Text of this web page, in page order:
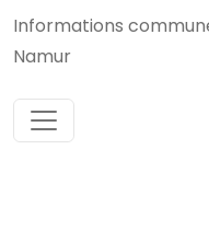
Informations
Namur